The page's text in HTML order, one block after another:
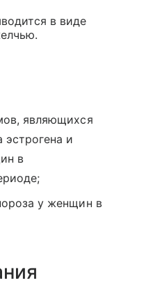
в виде
являющихся
и
в
у женщин в